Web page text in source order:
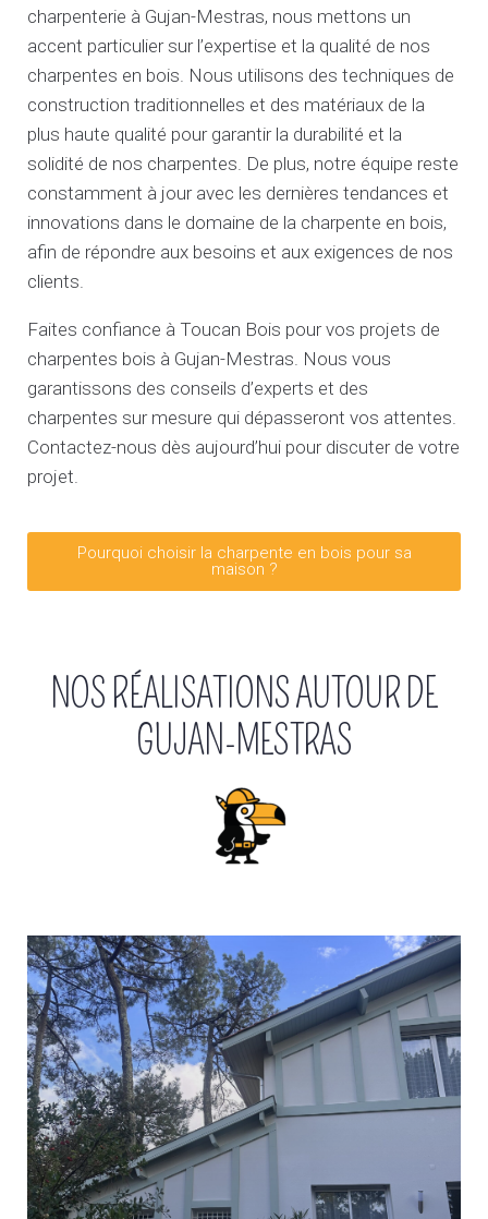
charpenterie à Gujan-Mestras, nous mettons un
accent particulier sur l’expertise et la qualité de nos
charpentes en bois. Nous utilisons des techniques de
construction traditionnelles et des matériaux de la
plus haute qualité pour garantir la durabilité et la
solidité de nos charpentes. De plus, notre équipe reste
constamment à jour avec les dernières tendances et
innovations dans le domaine de la charpente en bois,
afin de répondre aux besoins et aux exigences de nos
clients.
Faites confiance à Toucan Bois pour vos projets de
charpentes bois à Gujan-Mestras. Nous vous
garantissons des conseils d’experts et des
charpentes sur mesure qui dépasseront vos attentes.
Contactez-nous dès aujourd’hui pour discuter de votre
projet.
Pourquoi choisir la charpente en bois pour sa
maison ?
NOS RÉALISATIONS AUTOUR DE
GUJAN-MESTRAS
Réalisation de charpente bois
sur la Teste de Buch